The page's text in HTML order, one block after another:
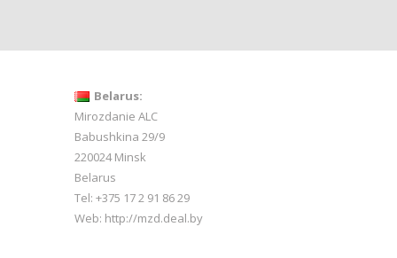
Belarus:
Mirozdanie ALC
Babushkina 29/9
220024 Minsk
Belarus
Tel: +375 17 2 91 86 29
Web: http://mzd.deal.by